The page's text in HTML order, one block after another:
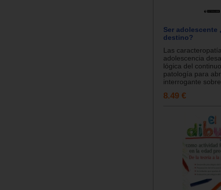
Ser adolescente
destino?
Las
adolescencia
lógica del
patología para
interrogante
8.49 €